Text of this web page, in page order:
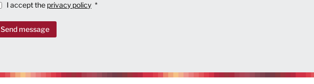
I accept the privacy policy
Send message